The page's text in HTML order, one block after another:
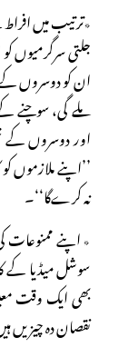
٭ترتیب میں
جلتی سرگرمیوں
ان کو دوسروں
ملے گی، سوچنے
اور دوسروں کے
’’اپنے ملازموں
نہ کرےگا‘‘۔
٭ اپنے ممنوعات
سوشل میڈیا کے
بھی ایک وقت
نقصان دہ چیزیں